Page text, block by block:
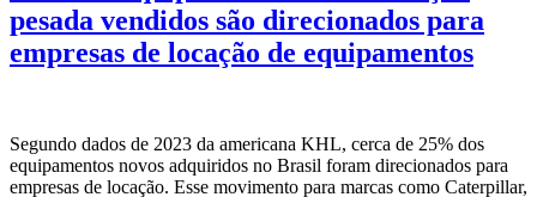
pesada vendidos são direcionados para
empresas de locação de equipamentos
Segundo dados de 2023 da americana KHL, cerca de 25% dos
equipamentos novos adquiridos no Brasil foram direcionados para
empresas de locação. Esse movimento para marcas como Caterpillar,